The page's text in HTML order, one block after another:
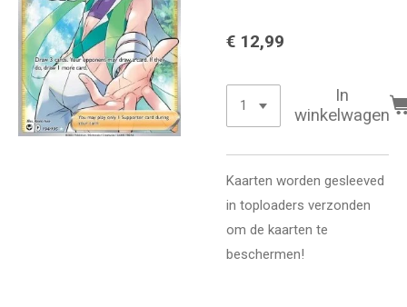
€ 12,99
In
winkelwagen
Kaarten worden gesleeved
in toploaders verzonden
om de kaarten te
beschermen!